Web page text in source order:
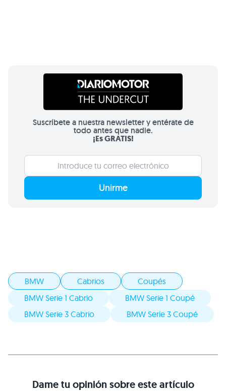
Suscríbete a nuestra newsletter y entérate de
todo antes que nadie.
¡Es GRATIS!
Unirme
BMW Cabrios
Coupés
BMW Serie 1 Cabrio
BMW Serie 1 Coupé
BMW Serie 3 Cabrio
BMW Serie 3 Coupé
Dame tu opinión sobre este artículo